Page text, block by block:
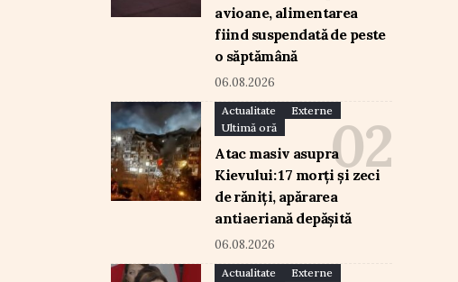
avioane, alimentarea
fiind suspendată de peste
o săptămână
06.08.2026
Actualitate
Externe
Ultimă oră
Atac masiv asupra
Kievului: 17 morți și zeci
de răniți, apărarea
antiaeriană depășită
06.08.2026
Actualitate
Externe